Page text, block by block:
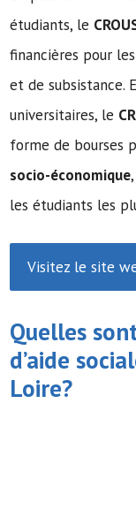
étudiants, le
financières pour
et de subsistance.
universitaires, le
forme de bourses
socio-économique
les étudiants les
Visitez le site
Quelles
d’aide
Loire?